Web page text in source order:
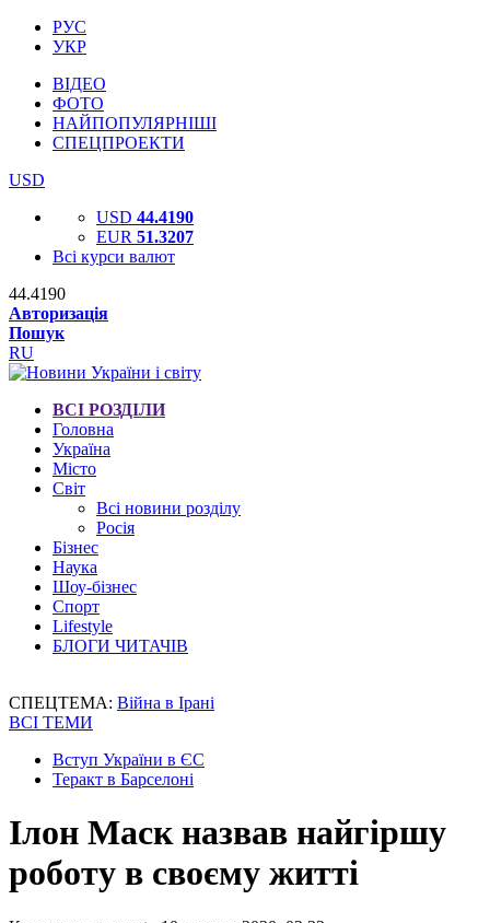
РУС
УКР
ВІДЕО
ФОТО
НАЙПОПУЛЯРНІШІ
СПЕЦПРОЕКТИ
USD
USD 44.4190
EUR 51.3207
Всі курси валют
44.4190
Авторизація
Пошук
RU
ВСІ РОЗДІЛИ
Головна
Україна
Місто
Світ
Всі новини розділу
Росія
Бізнес
Наука
Шоу-бізнес
Спорт
Lifestyle
БЛОГИ ЧИТАЧІВ
СПЕЦТЕМА: Війна в Ірані
ВСІ ТЕМИ
Вступ України в ЄС
Теракт в Барселоні
Ілон Маск назвав найгіршу
роботу в своєму житті